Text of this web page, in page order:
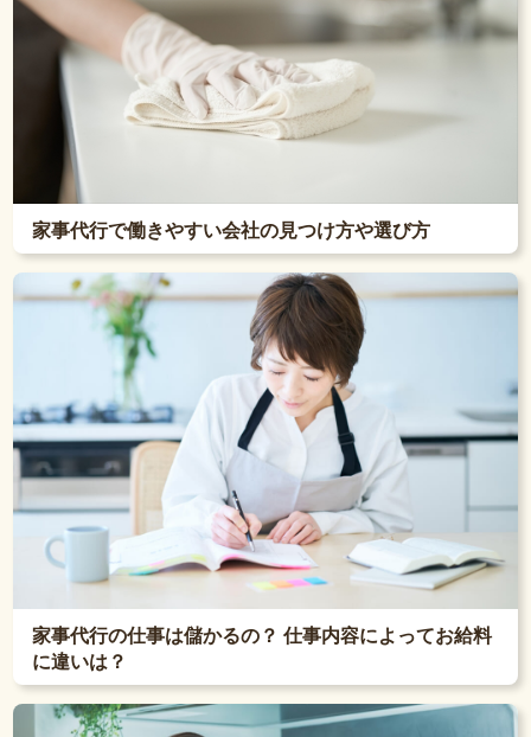
家事代行で働きやすい会社の見つけ方や選び方
家事代行の仕事は儲かるの？ 仕事内容によってお給料
に違いは？